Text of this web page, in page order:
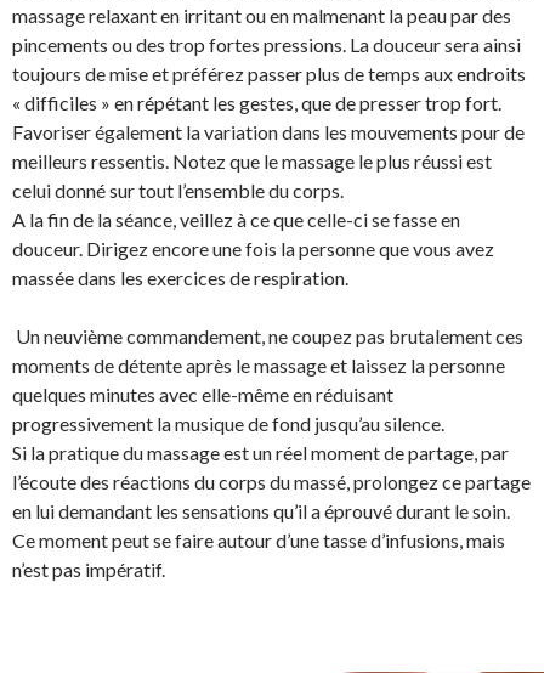
massage relaxant en irritant ou en malmenant la peau par des
pincements ou des trop fortes pressions. La douceur sera ainsi
toujours de mise et préférez passer plus de temps aux endroits
« difficiles » en répétant les gestes, que de presser trop fort.
Favoriser également la variation dans les mouvements pour de
meilleurs ressentis. Notez que le massage le plus réussi est
celui donné sur tout l’ensemble du corps.
A la fin de la séance, veillez à ce que celle-ci se fasse en
douceur. Dirigez encore une fois la personne que vous avez
massée dans les exercices de respiration.
Un neuvième commandement, ne coupez pas brutalement ces
moments de détente après le massage et laissez la personne
quelques minutes avec elle-même en réduisant
progressivement la musique de fond jusqu’au silence.
Si la pratique du massage est un réel moment de partage, par
l’écoute des réactions du corps du massé, prolongez ce partage
en lui demandant les sensations qu’il a éprouvé durant le soin.
Ce moment peut se faire autour d’une tasse d’infusions, mais
n’est pas impératif.